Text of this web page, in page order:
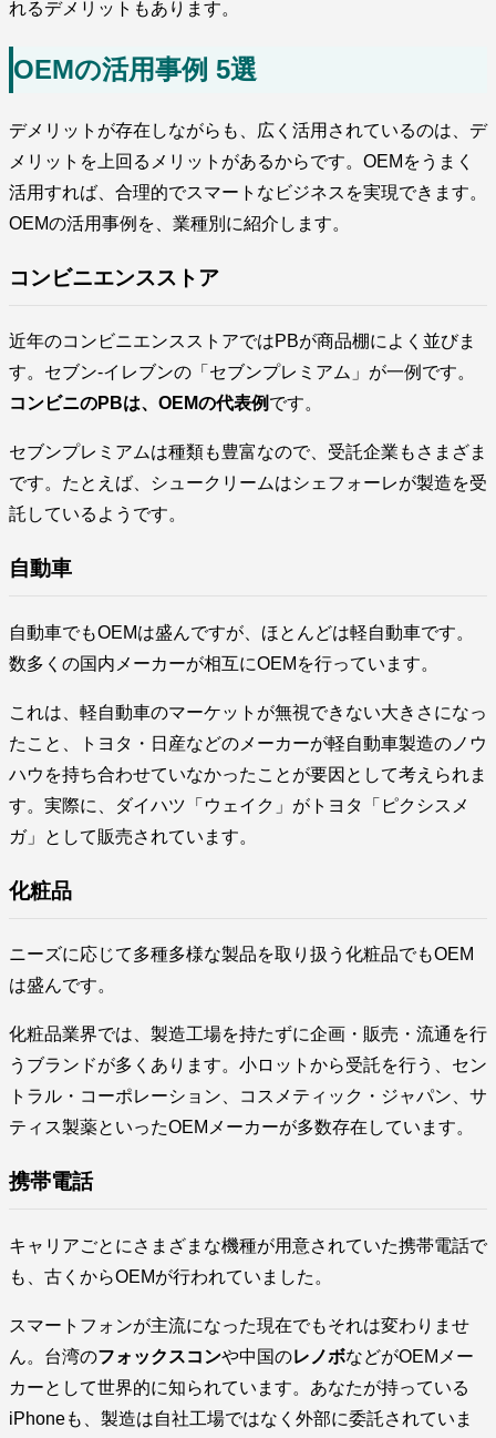
れるデメリットもあります。
OEMの活用事例 5選
デメリットが存在しながらも、広く活用されているのは、デ
メリットを上回るメリットがあるからです。OEMをうまく
活用すれば、合理的でスマートなビジネスを実現できます。
OEMの活用事例を、業種別に紹介します。
コンビニエンスストア
近年のコンビニエンスストアではPBが商品棚によく並びま
す。セブン-イレブンの「セブンプレミアム」が一例です。
コンビニのPBは、OEMの代表例 です。
セブンプレミアムは種類も豊富なので、受託企業もさまざま
です。たとえば、シュークリームはシェフォーレが製造を受
託しているようです。
自動車
自動車でもOEMは盛んですが、ほとんどは軽自動車です。
数多くの国内メーカーが相互にOEMを行っています。
これは、軽自動車のマーケットが無視できない大きさになっ
たこと、トヨタ・日産などのメーカーが軽自動車製造のノウ
ハウを持ち合わせていなかったことが要因として考えられま
す。実際に、ダイハツ「ウェイク」がトヨタ「ピクシスメ
ガ」として販売されています。
化粧品
ニーズに応じて多種多様な製品を取り扱う化粧品でもOEM
は盛んです。
化粧品業界では、製造工場を持たずに企画・販売・流通を行
うブランドが多くあります。小ロットから受託を行う、セン
トラル・コーポレーション、コスメティック・ジャパン、サ
ティス製薬といったOEMメーカーが多数存在しています。
携帯電話
キャリアごとにさまざまな機種が用意されていた携帯電話で
も、古くからOEMが行われていました。
スマートフォンが主流になった現在でもそれは変わりませ
ん。台湾のフォックスコンや中国のレノボなどがOEMメー
カーとして世界的に知られています。あなたが持っている
iPhoneも、製造は自社工場ではなく外部に委託されていま